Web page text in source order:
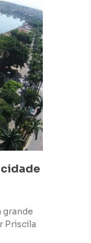
grande
Priscila